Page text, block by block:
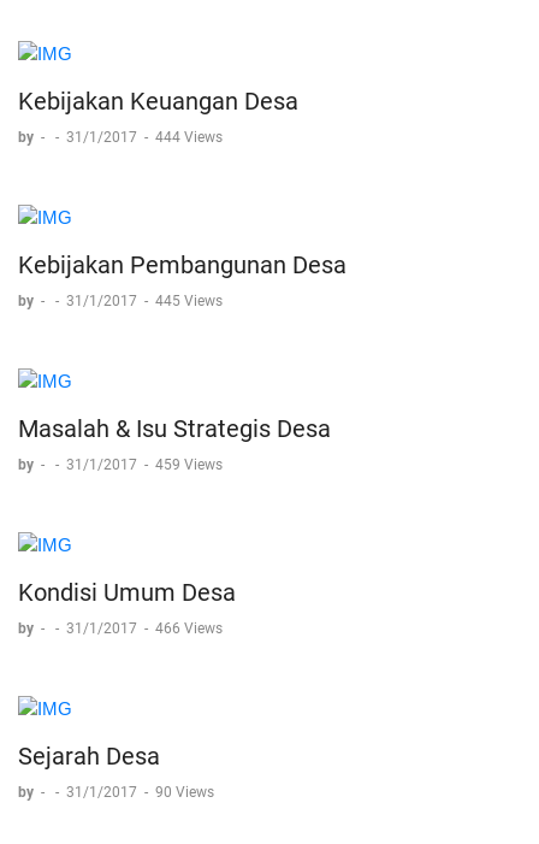
Kebijakan Keuangan Desa
by - - 31/1/2017 - 444 Views
Kebijakan Pembangunan Desa
by - - 31/1/2017 - 445 Views
Masalah & Isu Strategis Desa
by - - 31/1/2017 - 459 Views
Kondisi Umum Desa
by - - 31/1/2017 - 466 Views
Sejarah Desa
by - - 31/1/2017 - 90 Views